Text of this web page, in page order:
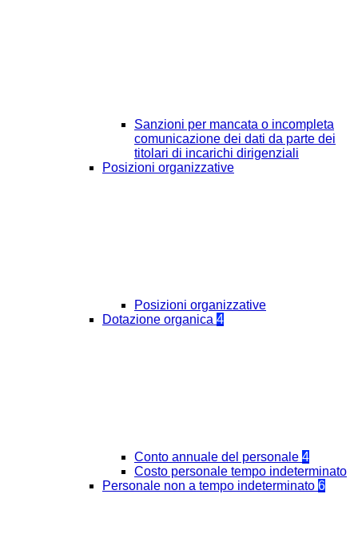
Sanzioni per mancata o incompleta
comunicazione dei dati da parte dei
titolari di incarichi dirigenziali
Posizioni organizzative
Posizioni organizzative
Dotazione organica 4
Conto annuale del personale 4
Costo personale tempo indeterminato
Personale non a tempo indeterminato 6